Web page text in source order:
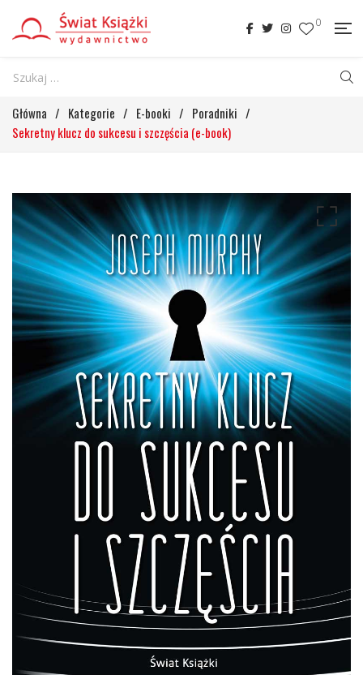
0
Główna / Kategorie / E-booki / Poradniki /
Sekretny klucz do sukcesu i szczęścia (e-book)